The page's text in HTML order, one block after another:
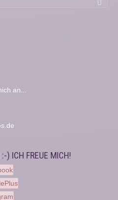
an...
ICH FREUE MICH!